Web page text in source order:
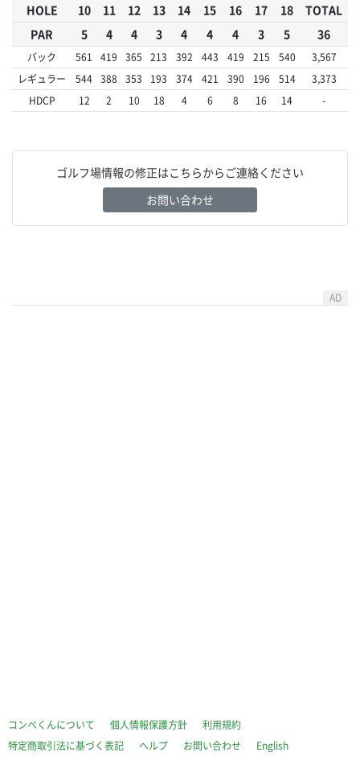
HOLE 10 11 12 13 14 15 16 17 18
TOTAL
PAR
5 4 4 3 4 4 4 3 5 36
バック 561 419 365 213 392 443 419 215 540
3,567
レギュラー
544 388 353 193 374 421 390 196 514
3,373
HDCP
12 2 10 18 4 6 8 16 14 -
ゴルフ場情報の修正はこちらからご連絡ください
お問い合わせ
AD
コンペくんについて 個人情報保護方針
利用規約
特定商取引法に基づく表記
ヘルプ お問い合わせ
English